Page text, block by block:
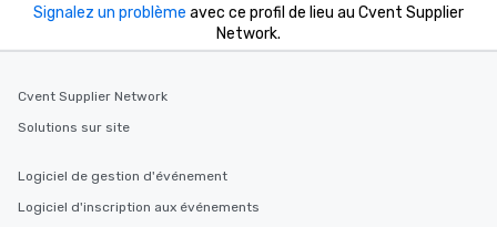
Signalez un problème avec ce profil de lieu au Cvent Supplier
Network.
Cvent Supplier Network
Solutions sur site
Logiciel de gestion d'événement
Logiciel d'inscription aux événements